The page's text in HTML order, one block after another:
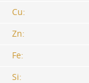
Cu:
Zn:
Fe:
Si: